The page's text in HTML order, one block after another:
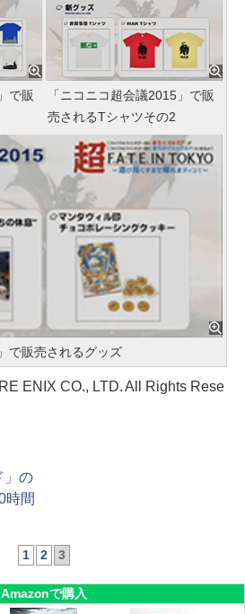
で販
「ニコニコ超会議2015」で販
売されるTシャツその2
で販売されるグッズ
ENIX CO., LTD. All Rights Rese
」の
時間
1 2 3
Amazonで購入